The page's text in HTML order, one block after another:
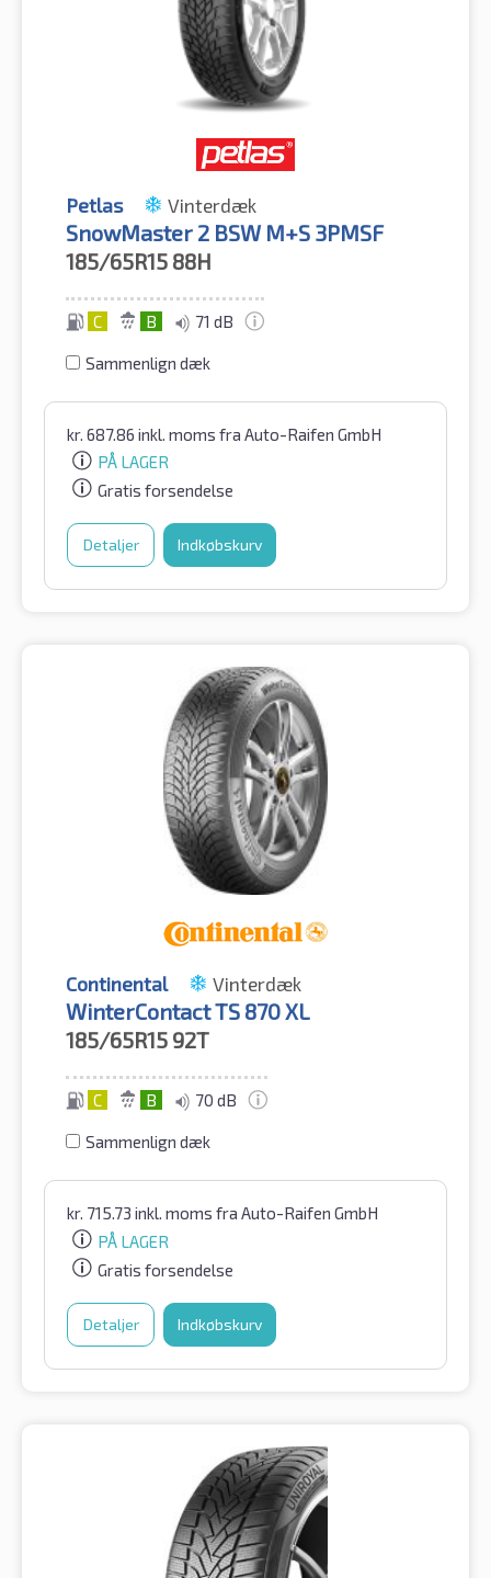
Petlas Vinterdæk
SnowMaster 2 BSW M+S 3PMSF
185/65R15 88H
C B 71 dB
Sammenlign dæk
kr. 687.86 inkl. moms fra Auto-Raifen GmbH
PÅ LAGER
Gratis forsendelse
Detaljer Indkøbskurv
Continental Vinterdæk
WinterContact TS 870 XL
185/65R15 92T
C B 70 dB
Sammenlign dæk
kr. 715.73 inkl. moms fra Auto-Raifen GmbH
PÅ LAGER
Gratis forsendelse
Detaljer Indkøbskurv